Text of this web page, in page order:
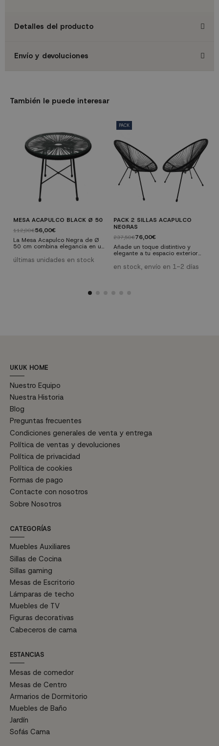
Detalles del producto
Envío y devoluciones
También le puede interesar
MESA ACAPULCO BLACK Ø 50
112,00€56,00€
La Mesa Acapulco Negra de Ø
50 cm combina elegancia en un
para tu hogar o jardín. Destaca
interior o exterior. Su diseño
moderno y minimalista aporta la
últimas unidades en stock
PACK
PACK 2 SILLAS ACAPULCO
NEGRAS
237,50€76,00€
Añade un toque distintivo y
elegante a tu espacio exterior
negras. Inspiradas en el icónico
diseño mexicano, estas sillas
en stock, envío en 1-2 días
UKUK HOME
Nuestro Equipo
Nuestra Historia
Blog
Preguntas frecuentes
Condiciones generales de venta y entrega
Política de ventas y devoluciones
Política de privacidad
Política de cookies
Formas de pago
Contacte con nosotros
Sobre Nosotros
CATEGORÍAS
Muebles Auxiliares
Sillas de Cocina
Sillas gaming
Mesas de Escritorio
Lámparas de techo
Muebles de TV
Figuras decorativas
Cabeceros de cama
ESTANCIAS
Mesas de comedor
Mesas de Centro
Armarios de Dormitorio
Muebles de Baño
Jardín
Sofás Cama